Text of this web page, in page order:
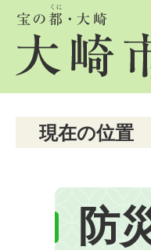
現在の位置
防